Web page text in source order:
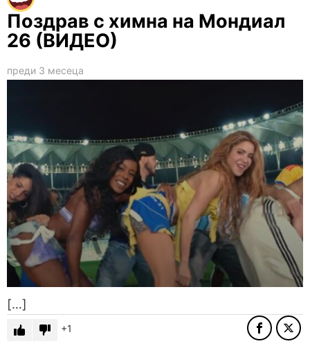
Поздрав с химна на Мондиал
26 (ВИДЕО)
преди 3 месеца
[…]
1